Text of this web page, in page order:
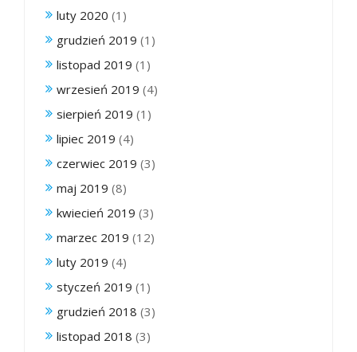
luty 2020 (1)
grudzień 2019 (1)
listopad 2019 (1)
wrzesień 2019 (4)
sierpień 2019 (1)
lipiec 2019 (4)
czerwiec 2019 (3)
maj 2019 (8)
kwiecień 2019 (3)
marzec 2019 (12)
luty 2019 (4)
styczeń 2019 (1)
grudzień 2018 (3)
listopad 2018 (3)